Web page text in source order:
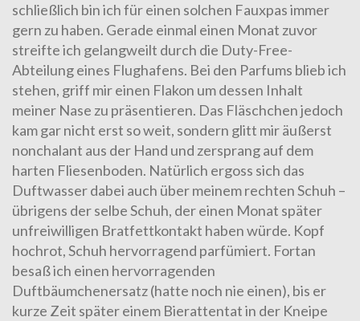
schließlich bin ich für einen solchen Fauxpas immer
gern zu haben. Gerade einmal einen Monat zuvor
streifte ich gelangweilt durch die Duty-Free-
Abteilung eines Flughafens. Bei den Parfums blieb ich
stehen, griff mir einen Flakon um dessen Inhalt
meiner Nase zu präsentieren. Das Fläschchen jedoch
kam gar nicht erst so weit, sondern glitt mir äußerst
nonchalant aus der Hand und zersprang auf dem
harten Fliesenboden. Natürlich ergoss sich das
Duftwasser dabei auch über meinem rechten Schuh –
übrigens der selbe Schuh, der einen Monat später
unfreiwilligen Bratfettkontakt haben würde. Kopf
hochrot, Schuh hervorragend parfümiert. Fortan
besaß ich einen hervorragenden
Duftbäumchenersatz (hatte noch nie einen), bis er
kurze Zeit später einem Bierattentat in der Kneipe